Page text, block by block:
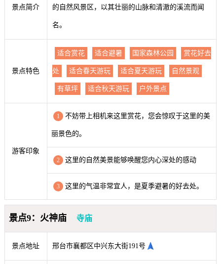
景点简介 的自然风景区，以其壮丽的山脉和清澈的溪流而闻
名。
景点特色
适合赏花 适合避暑 国家森林公园 赏花好去
处 适合春天游玩 适合夏天游玩 自然景观
有草坪 适合秋天游玩 户外景点
游客印象
1 不妨带上相机来这里赏花，您会惊叹于这里的美
丽景色的。
2 这里的自然美景能够唤醒您内心深处的感动
3 这里的气温非常宜人，是夏季避暑的好去处。
景点9：火神庙 寺庙
景点地址 邢台市襄都区中兴东大街191号